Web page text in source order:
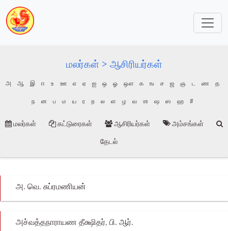
மலர்கள் > ஆசிரியர்கள்
அ ஆ இ ஈ உ ஊ எ ஏ ஐ ஒ ஓ ஔ க ங ச ஜ ஞ ட ண
த
ந
ன ப ம ய ர ற ல ள ழ வ ஶ ஷ ஸ ஹ #
மலர்கள் கட்டுரைகள் ஆசிரியர்கள்
அம்சங்கள்
தேடல்
அ. வெ. சுப்ரமணியன்
அச்வத்தநாராயண தீக்ஷிதர், பி. ஆர்.